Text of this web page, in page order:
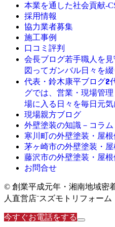
本業を通した社会貢献-
採用情報
協力業者募集
施工事例
口コミ評判
会長ブログ若手職人を
図ってガンバル日々を
代表・鈴木康平ブログ2
グでは、営業・現場管
場に入る日々を毎日元
現場親方ブログ
外壁塗装の知識－コラム
寒川町の外壁塗装・屋
茅ヶ崎市の外壁塗装・
藤沢市の外壁塗装・屋
お問合せ
© 創業平成元年・湘南地域密
人直営店⁻スズモトリフォーム
今すぐお電話をする